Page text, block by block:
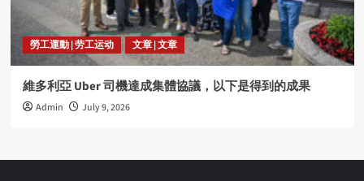
勞工運動 | 劳工运动 文章 | 文章
維多利亞 Uber 司機達成集體協議，以下是得到的成果
Admin July 9, 2026